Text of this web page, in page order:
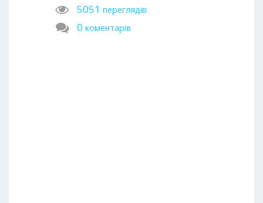
5051 переглядів
0 коментарів